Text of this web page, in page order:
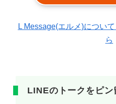
L Message(エルメ)につい
ら
LINEのトークをピン